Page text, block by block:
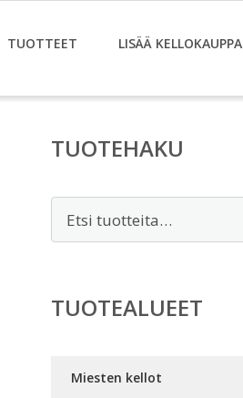
TUOTTEET LISÄÄ KELLOKAUPPA
TUOTEHAKU
TUOTEALUEET
Miesten kellot